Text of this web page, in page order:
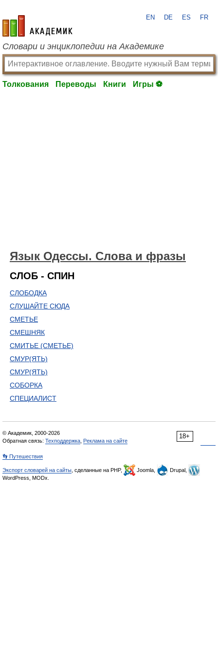
academic.ru
EN DE ES FR
Словари и энциклопедии на Академике
Толкования Переводы Книги Игры ⚽
Язык Одессы. Слова и фразы
СЛОБ - СПИН
СЛОБОДКА
СЛУШАЙТЕ СЮДА
СМЕТЬЕ
СМЕШНЯК
СМИТЬЕ (СМЕТЬЕ)
СМУР(ЯТЬ)
СМУР(ЯТЬ)
СОБОРКА
СПЕЦИАЛИСТ
18+
© Академик, 2000-2026
Обратная связь: Техподдержка Реклама на сайте
👣 Путешествия
Экспорт словарей на сайты , сделанные на PHP, Joomla,
Drupal,
WordPress, MODx.